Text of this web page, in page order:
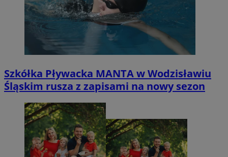
Szkółka Pływacka MANTA w Wodzisławiu
Śląskim rusza z zapisami na nowy sezon